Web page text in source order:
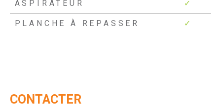
ASPIRATEUR ✓
PLANCHE À REPASSER ✓
CONTACTER